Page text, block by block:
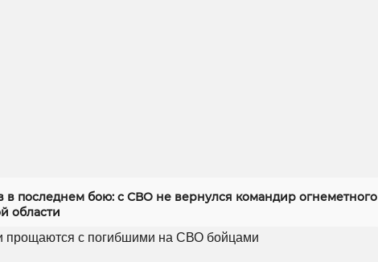
последнем бою: с СВО не вернулся командир огнеметного
области